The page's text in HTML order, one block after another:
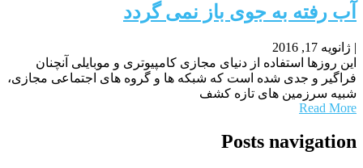
آب رفته به جوی باز نمی گردد
| ژانویه 17, 2016
این روزها استفاده از دنیای مجازی کامپیوتری و موبایلی آنچنان
فراگیر و جدی شده است که شبکه ها و گروه های اجتماعی مجازی،
شبیه سرزمین های تازه کشف
Read More
Posts navigation